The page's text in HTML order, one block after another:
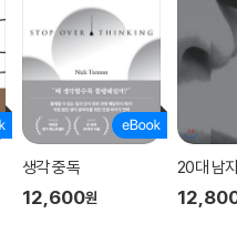
생각 중독
12,600원
20대 남